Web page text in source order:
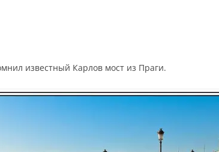
известный Карлов мост из Праги.